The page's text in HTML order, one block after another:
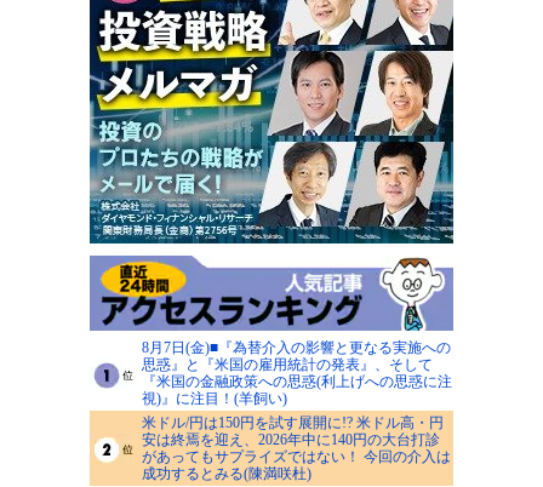
8月7日(金)■『為替介入の影響と更なる実施への
思惑』と『米国の雇用統計の発表』、そして
『米国の金融政策への思惑(利上げへの思惑に注
視)』に注目！(羊飼い)
米ドル/円は150円を試す展開に!? 米ドル高・円
安は終焉を迎え、2026年中に140円の大台打診
があってもサプライズではない！ 今回の介入は
成功するとみる(陳満咲杜)